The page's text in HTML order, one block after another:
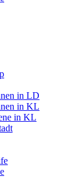
in LD
in KL
in KL